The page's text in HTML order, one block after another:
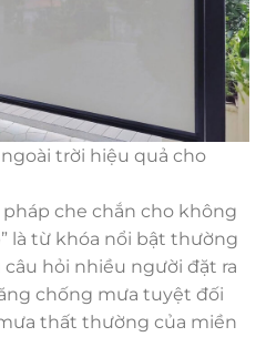
trời hiệu quả cho
che chắn cho không
là từ khóa nổi bật thường
hỏi nhiều người đặt ra
chống mưa tuyệt đối
thất thường của miền